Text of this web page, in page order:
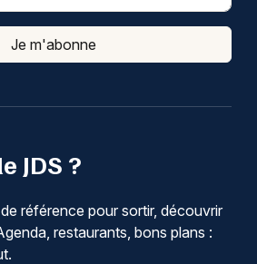
JDS ?
référence pour sortir, découvrir
restaurants, bons plans :
Je m'abonne